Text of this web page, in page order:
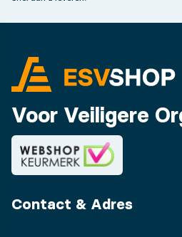
Voor Veiligere
Contact & Adres